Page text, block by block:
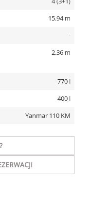
15.94 m
-
2.36 m
770 l
400 l
Yanmar 110 KM